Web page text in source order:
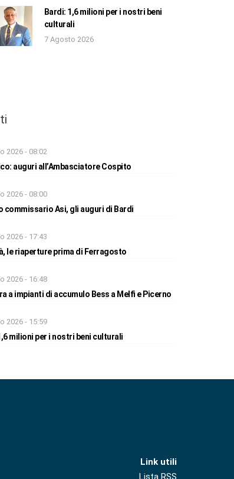
Bardi: 1,6 milioni per i nostri beni
culturali
7 Agosto 2026
2026 - 08:02
auguri all’Ambasciatore Cospito
2026 - 08:00
commissario Asi, gli auguri di Bardi
2026 - 17:43
le riaperture prima di Ferragosto
2026 - 16:48
a impianti di accumulo Bess a Melfi e Picerno
2026 - 15:59
milioni per i nostri beni culturali
Link utili
Lista RSS